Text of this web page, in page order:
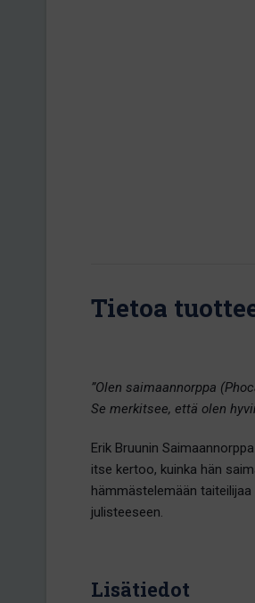
Tietoa
”Olen saimaannorppa
Se merkitsee, että olen
Erik Bruunin
itse kertoo, kuinka hän
hämmästelemään
julisteeseen.
Lisätiedot